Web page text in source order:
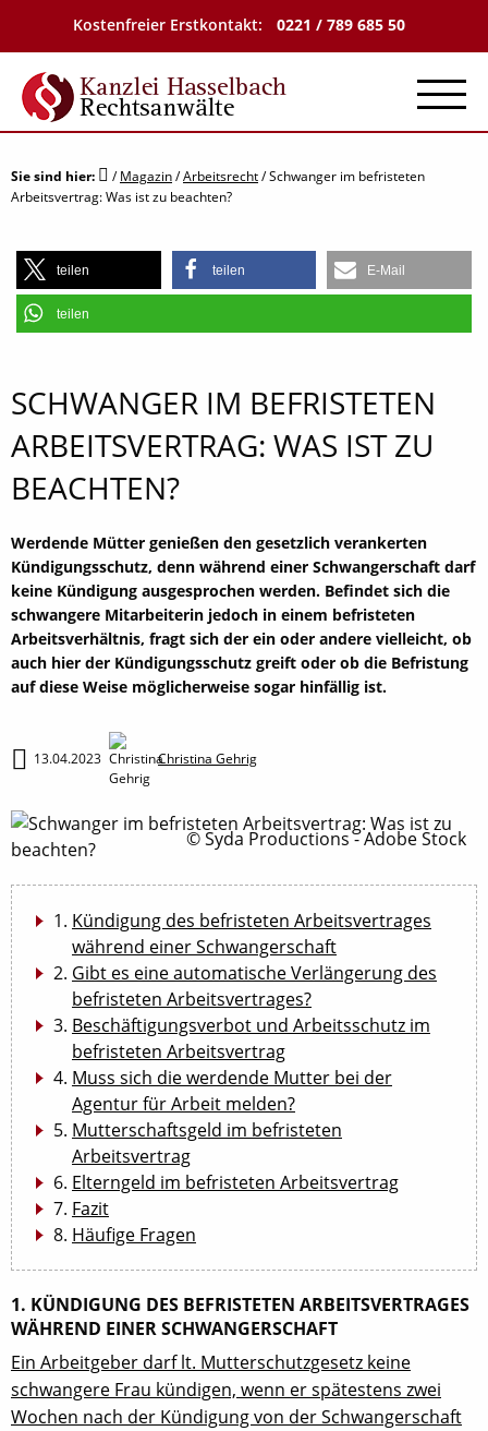
Kostenfreier Erstkontakt: 0221 / 789 685 50
Sie sind hier: /Magazin/Arbeitsrecht/Schwanger im befristeten
Arbeitsvertrag: Was ist zu beachten?
teilen teilen E-Mail
teilen
SCHWANGER IM BEFRISTETEN
ARBEITSVERTRAG: WAS IST ZU
BEACHTEN?
Werdende Mütter genießen den gesetzlich verankerten
Kündigungsschutz, denn während einer Schwangerschaft darf
keine Kündigung ausgesprochen werden. Befindet sich die
schwangere Mitarbeiterin jedoch in einem befristeten
Arbeitsverhältnis, fragt sich der ein oder andere vielleicht, ob
auch hier der Kündigungsschutz greift oder ob die Befristung
auf diese Weise möglicherweise sogar hinfällig ist.
13.04.2023 Christina Gehrig
© Syda Productions - Adobe Stock
Kündigung des befristeten Arbeitsvertrages
während einer Schwangerschaft
Gibt es eine automatische Verlängerung des
befristeten Arbeitsvertrages?
Beschäftigungsverbot und Arbeitsschutz im
befristeten Arbeitsvertrag
Muss sich die werdende Mutter bei der
Agentur für Arbeit melden?
Mutterschaftsgeld im befristeten
Arbeitsvertrag
Elterngeld im befristeten Arbeitsvertrag
Fazit
Häufige Fragen
1. KÜNDIGUNG DES BEFRISTETEN ARBEITSVERTRAGES
WÄHREND EINER SCHWANGERSCHAFT
Ein Arbeitgeber darf lt. Mutterschutzgesetz keine
schwangere Frau kündigen, wenn er spätestens zwei
Wochen nach der Kündigung von der Schwangerschaft